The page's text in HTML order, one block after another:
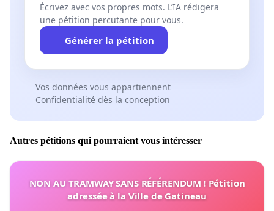
Écrivez avec vos propres mots. L’IA rédigera
une pétition percutante pour vous.
Générer la pétition
Vos données vous appartiennent
Confidentialité dès la conception
Autres pétitions qui pourraient vous intéresser
NON AU TRAMWAY SANS RÉFÉRENDUM ! Pétition
adressée à la Ville de Gatineau